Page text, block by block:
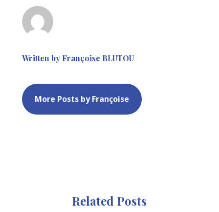
Written by Françoise BLUTOU
More Posts by Françoise
Related Posts